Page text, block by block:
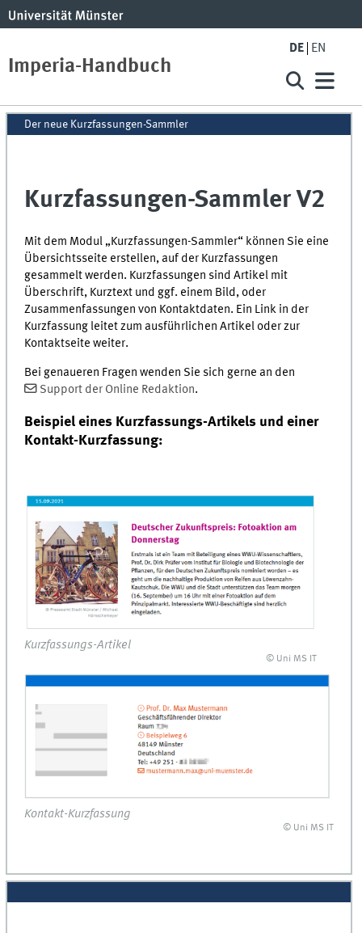
Imperia-Handbuch
DE EN
Der neue Kurzfassungen-Sammler
Kurzfassungen-Sammler V2
Mit dem Modul „Kurzfassungen-Sammler“ können Sie eine
Übersichtsseite erstellen, auf der Kurzfassungen
gesammelt werden. Kurzfassungen sind Artikel mit
Überschrift, Kurztext und ggf. einem Bild, oder
Zusammenfassungen von Kontaktdaten. Ein Link in der
Kurzfassung leitet zum ausführlichen Artikel oder zur
Kontaktseite weiter.
Bei genaueren Fragen wenden Sie sich gerne an den
Support der Online Redaktion.
Beispiel eines Kurzfassungs-Artikels und einer
Kontakt-Kurzfassung:
Kurzfassungs-Artikel
© Uni MS IT
Kontakt-Kurzfassung
© Uni MS IT